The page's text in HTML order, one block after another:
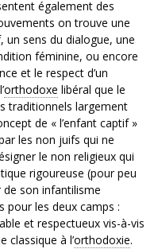
également des
on trouve une
sens du dialogue, une
féminine, ou encore
et le respect d’un
orthodoxe libéral que le
traditionnels largement
de « l’enfant captif »
les non juifs qui ne
le non religieux qui
rigoureuse (pour peu
de son infantilisme
pour les deux camps :
et respectueux vis-à-vis
classique à l’orthodoxie.